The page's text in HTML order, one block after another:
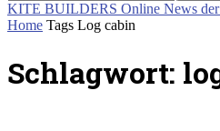
KITE BUILDERS Online News
Home Tags Log cabin
Schlagwort: